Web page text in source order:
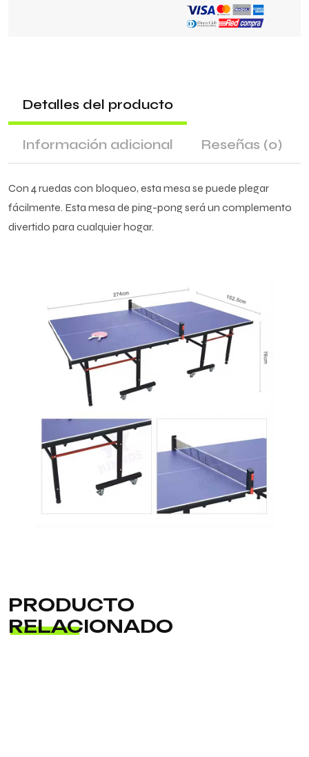
Detalles del producto
Información adicional Reseñas (0)
Con 4 ruedas con bloqueo, esta mesa se puede plegar
fácilmente. Esta mesa de ping-pong será un complemento
divertido para cualquier hogar.
PRODUCTO
RELACIONADO